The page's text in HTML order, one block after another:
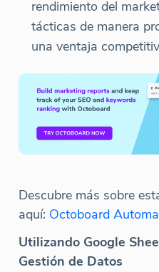
rendimiento del
tácticas de manera
una ventaja
Descubre más sobre
aquí: Octoboard
Utilizando Google
Gestión de Datos